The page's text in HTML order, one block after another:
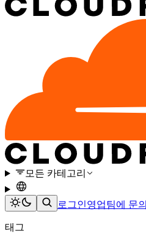
모든 카테고리
로그인영업팀에 문의
태그